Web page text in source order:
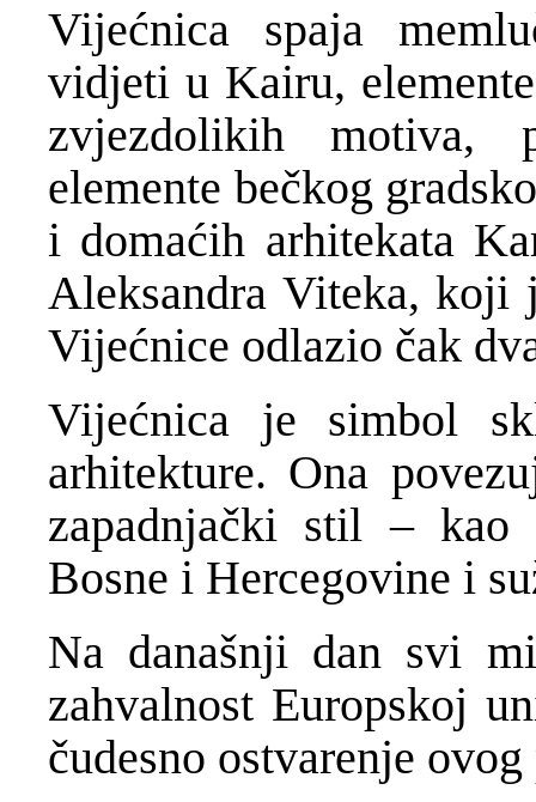
Vijećnica spaja
vidjeti u Kairu,
zvjezdolikih motiva,
elemente bečkog
i domaćih arhitekata
Aleksandra Viteka, koji
Vijećnice odlazio čak
Vijećnica je simbol
arhitekture. Ona
zapadnjački stil – kao
Bosne i Hercegovine i
Na današnji dan svi
zahvalnost Europskoj
čudesno ostvarenje